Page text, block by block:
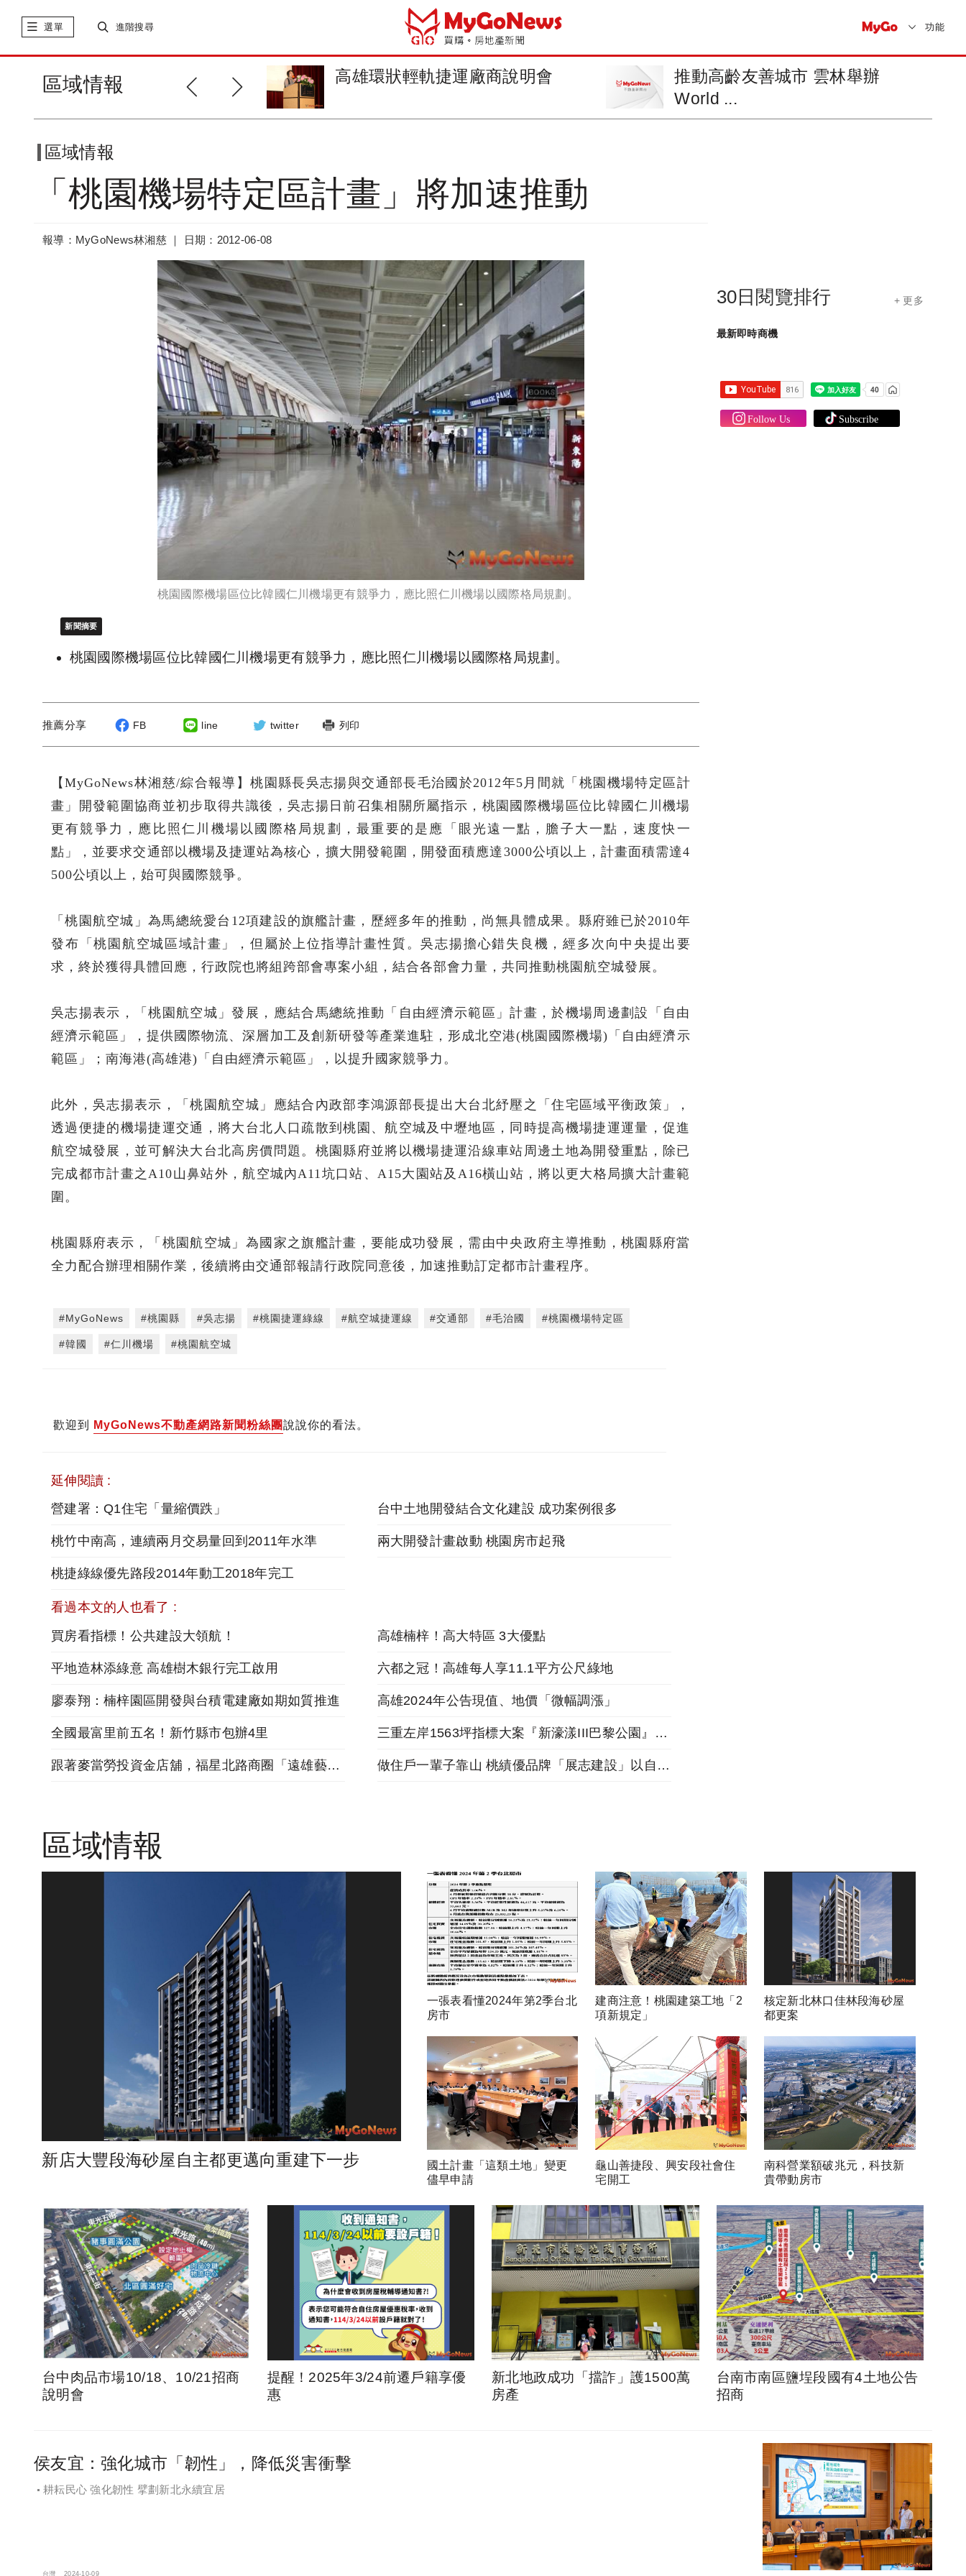
選單 進階搜尋 功能
區域情報
雄環狀輕軌捷運廠商說明會
推動高齡友善城市 雲林舉辦
拓展兩岸開發商機 花蓮辦地產交
流會
區域情報
「桃園機場特定區計畫」將加速推動
報導：MyGoNews林湘慈 ｜ 日期：2012-06-08
桃園國際機場區位比韓國仁川機場更有競爭力，應比照仁川機場以國際格局規劃。
新聞摘要
桃園國際機場區位比韓國仁川機場更有競爭力，應比照仁川機場以國際格局規劃。
推薦分享 FB line twitter 列印
【MyGoNews林湘慈/綜合報導】桃園縣長吳志揚與交通部長毛治國於2012年5月間就「桃園機場特定區計
畫」開發範圍協商並初步取得共識後，吳志揚日前召集相關所屬指示，桃園國際機場區位比韓國仁川機場
更有競爭力，應比照仁川機場以國際格局規劃，最重要的是應「眼光遠一點，膽子大一點，速度快一
點」，並要求交通部以機場及捷運站為核心，擴大開發範圍，開發面積應達3000公頃以上，計畫面積需達4
500公頃以上，始可與國際競爭。
「桃園航空城」為馬總統愛台12項建設的旗艦計畫，歷經多年的推動，尚無具體成果。縣府雖已於2010年
發布「桃園航空城區域計畫」，但屬於上位指導計畫性質。吳志揚擔心錯失良機，經多次向中央提出要
求，終於獲得具體回應，行政院也將組跨部會專案小組，結合各部會力量，共同推動桃園航空城發展。
吳志揚表示，「桃園航空城」發展，應結合馬總統推動「自由經濟示範區」計畫，於機場周邊劃設「自由
經濟示範區」，提供國際物流、深層加工及創新研發等產業進駐，形成北空港(桃園國際機場)「自由經濟示
範區」；南海港(高雄港)「自由經濟示範區」，以提升國家競爭力。
此外，吳志揚表示，「桃園航空城」應結合內政部李鴻源部長提出大台北紓壓之「住宅區域平衡政策」，
透過便捷的機場捷運交通，將大台北人口疏散到桃園、航空城及中壢地區，同時提高機場捷運運量，促進
航空城發展，並可解決大台北高房價問題。桃園縣府並將以機場捷運沿線車站周邊土地為開發重點，除已
完成都市計畫之A10山鼻站外，航空城內A11坑口站、A15大園站及A16橫山站，將以更大格局擴大計畫範
圍。
桃園縣府表示，「桃園航空城」為國家之旗艦計畫，要能成功發展，需由中央政府主導推動，桃園縣府當
全力配合辦理相關作業，後續將由交通部報請行政院同意後，加速推動訂定都市計畫程序。
#MyGoNews #桃園縣 #吳志揚 #桃園捷運綠線 #航空城捷運線 #交通部 #毛治國 #桃園機場特定區
#韓國 #仁川機場 #桃園航空城
歡迎到 MyGoNews不動產網路新聞粉絲團說說你的看法。
延伸閱讀 :
營建署：Q1住宅「量縮價跌」
台中土地開發結合文化建設 成功案例很多
桃竹中南高，連續兩月交易量回到2011年水準 兩大開發計畫啟動 桃園房市起飛
桃捷綠線優先路段2014年動工2018年完工
看過本文的人也看了 :
買房看指標！公共建設大領航！
高雄楠梓！高大特區 3大優點
平地造林添綠意 高雄樹木銀行完工啟用 六都之冠！高雄每人享11.1平方公尺綠地
廖泰翔：楠梓園區開發與台積電建廠如期如質推進 高雄2024年公告現值、地價「微幅調漲」
全國最富里前五名！新竹縣市包辦4里 三重左岸1563坪指標大案『新濠漾III巴黎公園』熱銷開工
跟著麥當勞投資金店舖，福星北路商圈「遠雄藝舍」金店炙手可熱 做住戶一輩子靠山 桃績優品牌「展志建設」以自住心蓋房
30日閱覽排行 + 更多
最新即時商機
區域情報
新店大豐段海砂屋自主都更邁向重建下一步
一張表看懂2024年第2季台北
房市
建商注意！桃園建築工地「2
項新規定」
核定新北林口佳林段海砂屋
都更案
國土計畫「這類土地」變更
儘早申請
龜山善捷段、興安段社會住
宅開工
南科營業額破兆元，科技新
貴帶動房市
台中肉品市場10/18、10/21招商
說明會
提醒！2025年3/24前遷戶籍享優
惠
新北地政成功「擋詐」護1500萬
房產
台南市南區鹽埕段國有4土地公告
招商
侯友宜：強化城市「韌性」，降低災害衝擊
耕耘民心 強化韌性 擘劃新北永續宜居
台灣 2024-10-09